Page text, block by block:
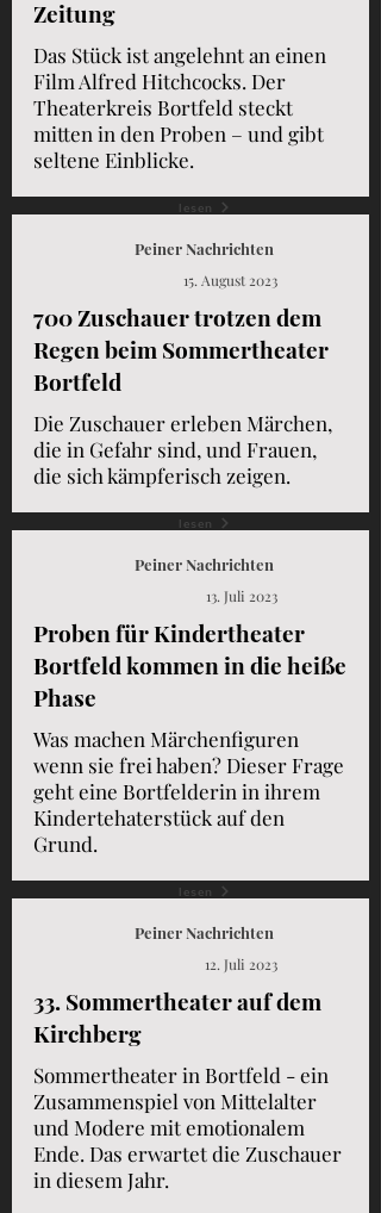
Zeitung
Das Stück ist angelehnt an einen
Film Alfred Hitchcocks. Der
Theaterkreis Bortfeld steckt
mitten in den Proben – und gibt
seltene Einblicke.
lesen
Peiner Nachrichten
15. August 2023
700 Zuschauer trotzen dem
Regen beim Sommertheater
Bortfeld
Die Zuschauer erleben Märchen,
die in Gefahr sind, und Frauen,
die sich kämpferisch zeigen.
lesen
Peiner Nachrichten
13. Juli 2023
Proben für Kindertheater
Bortfeld kommen in die heiße
Phase
Was machen Märchenfiguren
wenn sie frei haben? Dieser Frage
geht eine Bortfelderin in ihrem
Kindertehaterstück auf den
Grund.
lesen
Peiner Nachrichten
12. Juli 2023
33. Sommertheater auf dem
Kirchberg
Sommertheater in Bortfeld - ein
Zusammenspiel von Mittelalter
und Modere mit emotionalem
Ende. Das erwartet die Zuschauer
in diesem Jahr.